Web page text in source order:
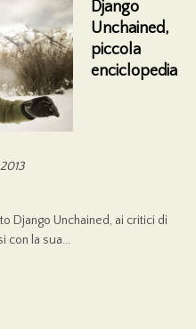
Django
Unchained,
piccola
enciclopedia
Django Unchained, ai critici di
con la sua...